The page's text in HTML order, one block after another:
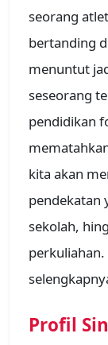
seorang
bertanding
menuntut
seseorang
pendidikan
kita akan
pendekatan
sekolah,
perkuliahan.
Profil